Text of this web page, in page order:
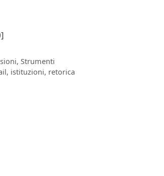
, Strumenti
, istituzioni, retorica